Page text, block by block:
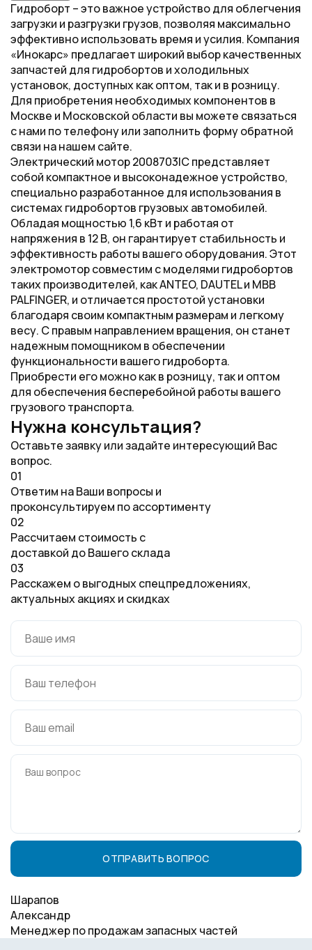
Гидроборт – это важное устройство для облегчения
загрузки и разгрузки грузов, позволяя максимально
эффективно использовать время и усилия. Компания
«Инокарс» предлагает широкий выбор качественных
запчастей для гидробортов и холодильных
установок, доступных как оптом, так и в розницу.
Для приобретения необходимых компонентов в
Москве и Московской области вы можете связаться
с нами по телефону или заполнить форму обратной
связи на нашем сайте.
Электрический мотор 2008703IC представляет
собой компактное и высоконадежное устройство,
специально разработанное для использования в
системах гидробортов грузовых автомобилей.
Обладая мощностью 1,6 кВт и работая от
напряжения в 12 В, он гарантирует стабильность и
эффективность работы вашего оборудования. Этот
электромотор совместим с моделями гидробортов
таких производителей, как ANTEO, DAUTEL и MBB
PALFINGER, и отличается простотой установки
благодаря своим компактным размерам и легкому
весу. С правым направлением вращения, он станет
надежным помощником в обеспечении
функциональности вашего гидроборта.
Приобрести его можно как в розницу, так и оптом
для обеспечения бесперебойной работы вашего
грузового транспорта.
Нужна консультация?
Оставьте заявку или задайте интересующий Вас
вопрос.
01
Ответим на Ваши вопросы и
проконсультируем по ассортименту
02
Рассчитаем стоимость с
доставкой до Вашего склада
03
Расскажем о выгодных спецпредложениях,
актуальных акциях и скидках
Шарапов
Александр
Менеджер по продажам запасных частей